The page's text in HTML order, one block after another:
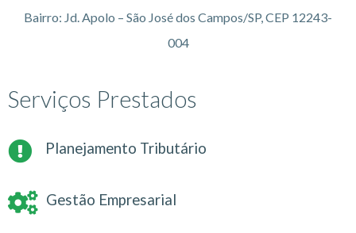
Bairro: Jd. Apolo – São José dos Campos/SP, CEP 12243-
004
Serviços Prestados
Planejamento Tributário
Gestão Empresarial